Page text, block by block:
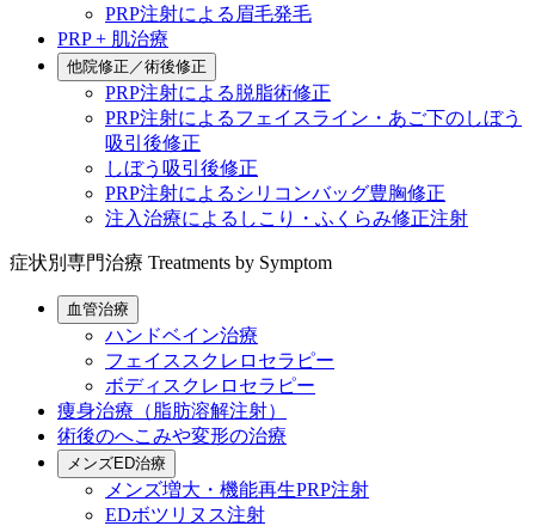
PRP注射による眉毛発毛
PRP + 肌治療
他院修正／術後修正
PRP注射による脱脂術修正
PRP注射によるフェイスライン・あご下のしぼう
吸引後修正
しぼう吸引後修正
PRP注射によるシリコンバッグ豊胸修正
注入治療によるしこり・ふくらみ修正注射
症状別専門治療 Treatments by Symptom
血管治療
ハンドベイン治療
フェイススクレロセラピー
ボディスクレロセラピー
痩身治療（脂肪溶解注射）
術後のへこみや変形の治療
メンズED治療
メンズ増大・機能再生PRP注射
EDボツリヌス注射